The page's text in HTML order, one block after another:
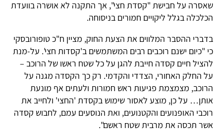
שאסרה על חבישת "קסדת חצי", אך התקנה לא אושרה בוועדת
הכלכלה בגלל ליקויים חמורים בניסוחה.
בדברי ההסבר המלווים את הצעת החוק, מציין ח"כ טופורובסקי
כי "כיום ישנם רוכבים רבים המשתמשים ב'קסדות חצי'. על-מנת
להציל חיים קסדה חייבת להגן על כל שטח ראשו של הרוכב –
על החלק האחורי, הצדדי והקדמי. רק כך הקסדה מגנה על
הרוכב, מצמצמת פגיעות ראש חמורות ולעתים אף מונעת
אותן… על כן, מוצע לאסור שימוש בקסדת 'החצי' ולחייב את
רוכבי האופנועים והקטנועים, ואת הנוסעים עמם, לחבוש קסדה
אשר תכסה את מרבית שטח ראשם".